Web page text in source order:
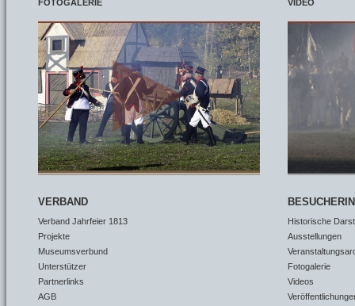
FOTOGALERIE
VERBAND
Verband Jahrfeier 1813
Projekte
Museumsverbund
Unterstützer
Partnerlinks
AGB
VIDEO
Historische
Ausstellungen
Fotogalerie
Videos